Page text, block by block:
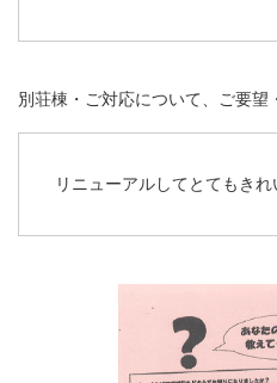
別荘棟・ご対応について、ご要望
リニューアルしてとてもきれ